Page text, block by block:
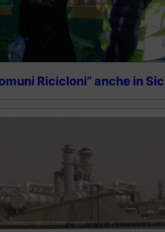
Ricicloni” anche in